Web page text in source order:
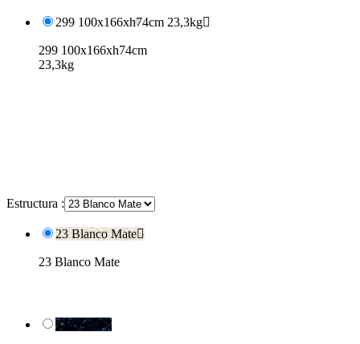
299 100x166xh74cm 23,3kg
299 100x166xh74cm
23,3kg
Estructura :
23 Blanco Mate
23 Blanco Mate
24 Negro